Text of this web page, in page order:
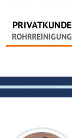
PRIVATKUNDE
ROHRREINIGUNG